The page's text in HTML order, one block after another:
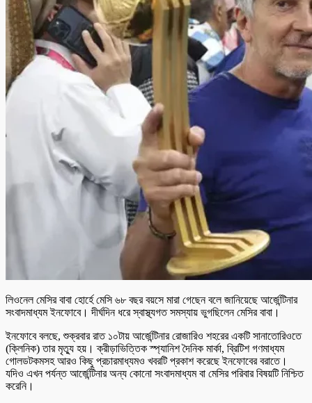
লিওনেল মেসির বাবা হোর্হে মেসি ৬৮ বছর বয়সে মারা গেছেন বলে জানিয়েছে আর্জেন্টিনার
সংবাদমাধ্যম ইনফোবে। দীর্ঘদিন ধরে স্বাস্থ্যগত সমস্যায় ভুগছিলেন মেসির বাবা।
ইনফোবে বলছে, শুক্রবার রাত ১০টায় আর্জেন্টিনার রোজারিও শহরের একটি সানাতোরিওতে
(ক্লিনিক) তার মৃত্যু হয়। ক্রীড়াভিত্তিক স্প্যানিশ দৈনিক মার্কা, ব্রিটিশ গণমাধ্যম
গোলডটকমসহ আরও কিছু প্রচারমাধ্যমও খবরটি প্রকাশ করেছে ইনফোবের বরাতে।
যদিও এখন পর্যন্ত আর্জেন্টিনার অন্য কোনো সংবাদমাধ্যম বা মেসির পরিবার বিষয়টি নিশ্চিত
করেনি।